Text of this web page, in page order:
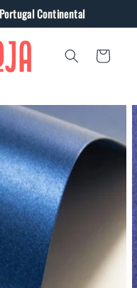
Continental
Carrinho